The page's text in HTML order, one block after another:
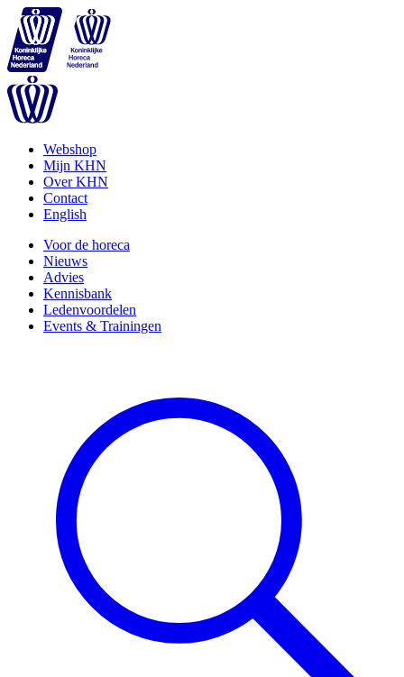
Webshop
Mijn KHN
Over KHN
Contact
English
Voor de horeca
Nieuws
Advies
Kennisbank
Ledenvoordelen
Events & Trainingen